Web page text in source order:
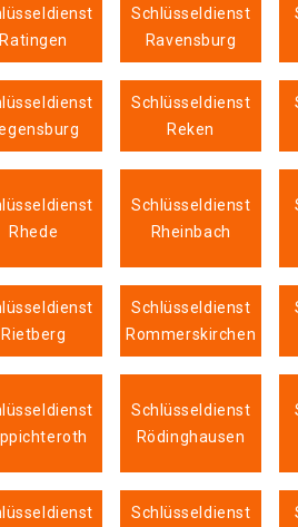
Ratingen
Schlüsseldienst
Ravensburg
Schlüsseldienst
Reken
Rhede
Schlüsseldienst
Rheinbach
Rietberg
Schlüsseldienst
Rommerskirchen
Schlüsseldienst
Rödinghausen
Schlüsseldienst